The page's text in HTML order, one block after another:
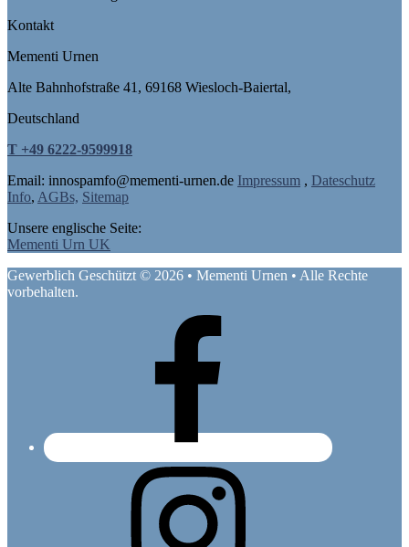
Kontakt
Mementi Urnen
Alte Bahnhofstraße 41, 69168 Wiesloch-Baiertal,
Deutschland
T +49 6222-9599918
Email: innospamfo@mementi-urnen.de Impressum , Dateschutz
Info, AGBs, Sitemap
Unsere englische Seite:
Mementi Urn UK
Gewerblich Geschützt © 2026 • Mementi Urnen • Alle Rechte
vorbehalten.